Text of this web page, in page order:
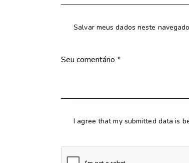
Salvar meus dados neste
I agree that my submitted data is